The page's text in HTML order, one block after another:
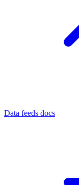
Data feeds docs